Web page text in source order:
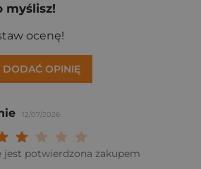
myślisz!
ocenę!
DODAĆ OPINIĘ
12/07/2026
Twoja ocena:
Twoja ocena: Wybitna 9/
Twoja ocena: Rewelacyjna 8/
Twoja ocena: Bardzo dobra 7/10"
ocena: Dobra 6/10"
ocena: Przeciętna 5/10"
Może być 4/10"
Słaba 3/10"
słaba 2/10"
1/10"
jest potwierdzona zakupem